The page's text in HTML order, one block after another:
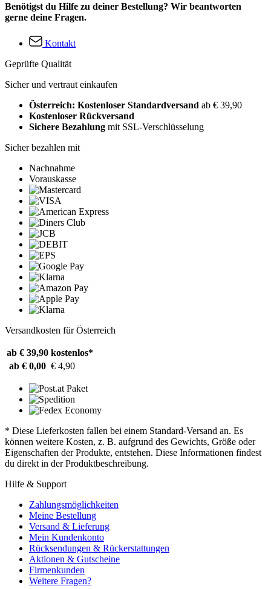
Benötigst du Hilfe zu deiner Bestellung? Wir beantworten
gerne deine Fragen.
Kontakt
Geprüfte Qualität
Sicher und vertraut einkaufen
Österreich: Kostenloser Standardversand ab € 39,90
Kostenloser Rückversand
Sichere Bezahlung mit SSL-Verschlüsselung
Sicher bezahlen mit
Nachnahme
Vorauskasse
Versandkosten für Österreich
ab € 39,90 kostenlos*
ab € 0,00 € 4,90
* Diese Lieferkosten fallen bei einem Standard-Versand an. Es
können weitere Kosten, z. B. aufgrund des Gewichts, Größe oder
Eigenschaften der Produkte, entstehen. Diese Informationen findest
du direkt in der Produktbeschreibung.
Hilfe & Support
Zahlungsmöglichkeiten
Meine Bestellung
Versand & Lieferung
Mein Kundenkonto
Rücksendungen & Rückerstattungen
Aktionen & Gutscheine
Firmenkunden
Weitere Fragen?